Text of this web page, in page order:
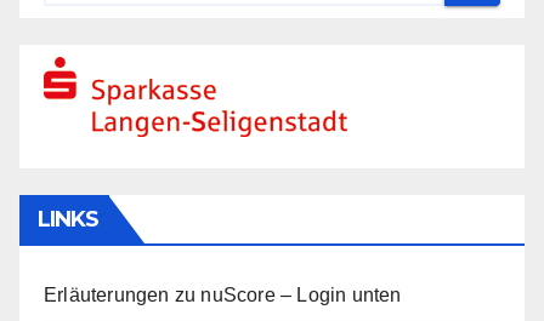
LINKS
Erläuterungen zu nuScore– Login unten